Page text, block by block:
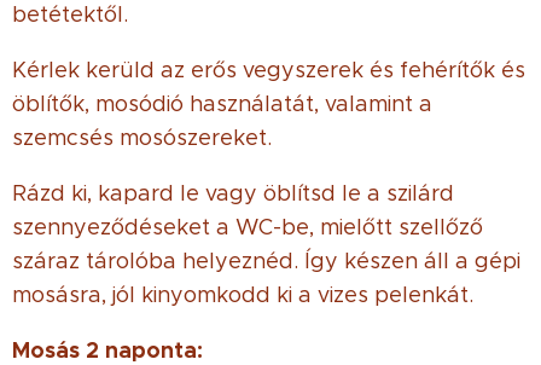
betétektől.
Kérlek kerüld az erős vegyszerek és fehérítők és
öblítők, mosódió használatát, valamint a
szemcsés mosószereket.
Rázd ki, kapard le vagy öblítsd le a szilárd
szennyeződéseket a WC-be, mielőtt szellőző
száraz tárolóba helyeznéd. Így készen áll a gépi
mosásra, jól kinyomkodd ki a vizes pelenkát.
Mosás 2 naponta: